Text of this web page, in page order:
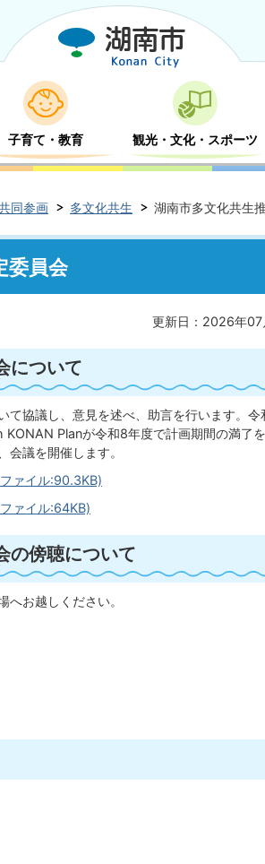
子育て・教育 観光・文化・スポーツ
同参画 多文化共生 湖南市多文化共生
委員会
更新日：2026年07
について
て協議し、意見を述べ、助言を行います。令
Planが令和8年度で計画期間の満了を
議を開催します。
ァイル:90.3KB)
ァイル:64KB)
の傍聴について
お越しください。